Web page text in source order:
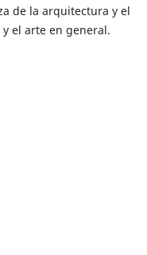
de la arquitectura y el
el arte en general.